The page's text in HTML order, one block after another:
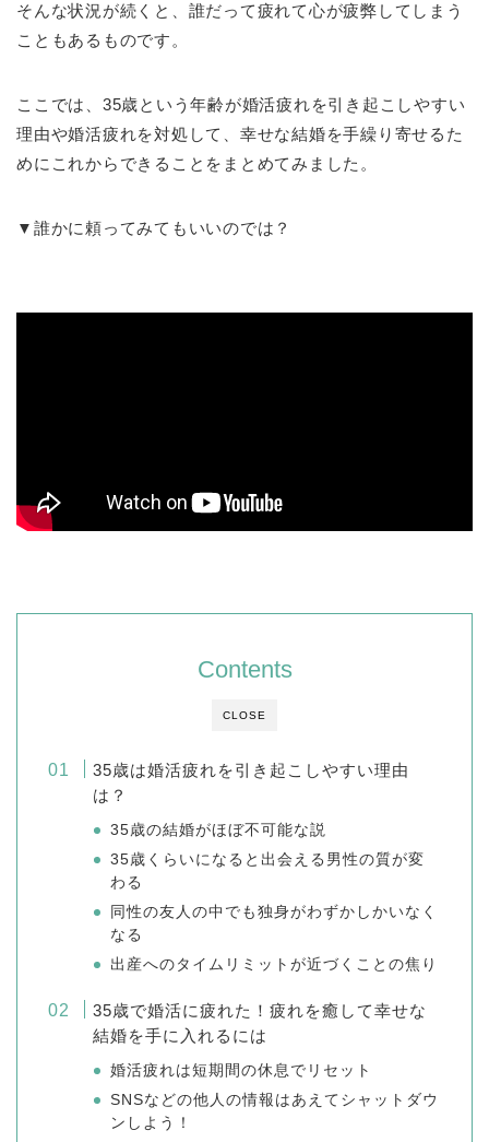
そんな状況が続くと、誰だって疲れて心が疲弊してしまう
こともあるものです。
ここでは、35歳という年齢が婚活疲れを引き起こしやすい
理由や婚活疲れを対処して、幸せな結婚を手繰り寄せるた
めにこれからできることをまとめてみました。
▼誰かに頼ってみてもいいのでは？
CLOSE
Contents
35歳は婚活疲れを引き起こしやすい理由
は？
35歳の結婚がほぼ不可能な説
35歳くらいになると出会える男性の質が変
わる
同性の友人の中でも独身がわずかしかいなく
なる
出産へのタイムリミットが近づくことの焦り
35歳で婚活に疲れた！疲れを癒して幸せな
結婚を手に入れるには
婚活疲れは短期間の休息でリセット
SNSなどの他人の情報はあえてシャットダウ
ンしよう！